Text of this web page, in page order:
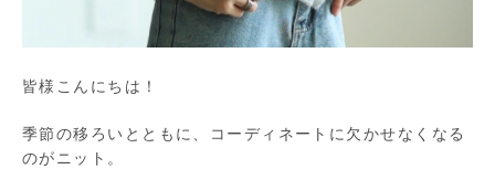
皆様こんにちは！
季節の移ろいとともに、コーディネートに欠かせなくなる
のがニット。